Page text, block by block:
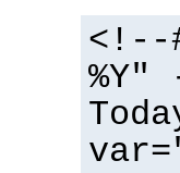
<!--
%Y"